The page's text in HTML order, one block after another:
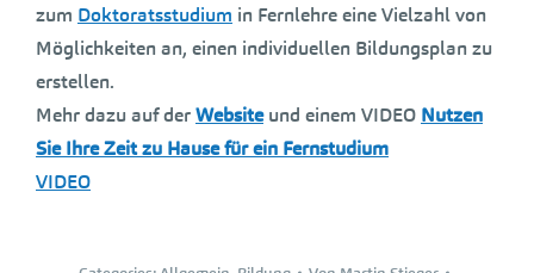
zum Doktoratsstudium in Fernlehre eine Vielzahl von
Möglichkeiten an, einen individuellen Bildungsplan zu
erstellen.
Mehr dazu auf derWebsite und einem VIDEO Nutzen
Sie Ihre Zeit zu Hause für ein Fernstudium
VIDEO